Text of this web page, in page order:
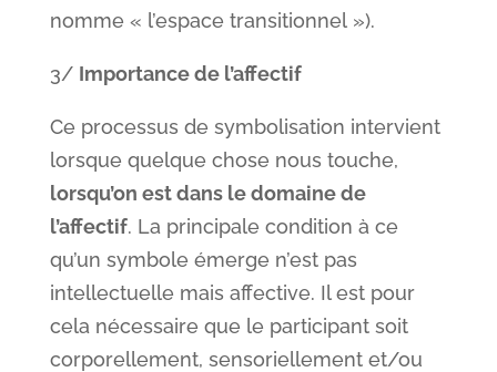
nomme « l’espace transitionnel »).
3/ Importance de l’affectif
Ce processus de symbolisation intervient
lorsque quelque chose nous touche,
lorsqu’on est dans le domaine de
l’affectif. La principale condition à ce
qu’un symbole émerge n’est pas
intellectuelle mais affective. Il est pour
cela nécessaire que le participant soit
corporellement, sensoriellement et/ou